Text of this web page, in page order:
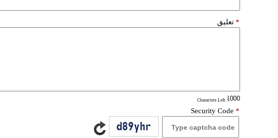
تعليق *
: Characters Left
Security Code *